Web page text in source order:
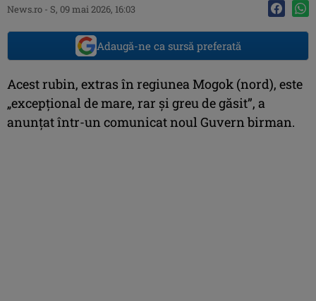
News.ro - S, 09 mai 2026, 16:03
Adaugă-ne ca sursă preferată
Acest rubin, extras în regiunea Mogok (nord), este
„excepţional de mare, rar şi greu de găsit”, a
anunţat într-un comunicat noul Guvern birman.